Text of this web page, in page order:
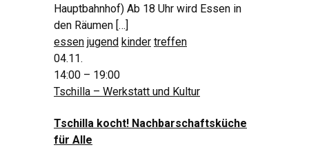
Hauptbahnhof) Ab 18 Uhr wird Essen in
den Räumen […]
essen jugend kinder treffen
04.11.
14:00 – 19:00
Tschilla – Werkstatt und Kultur
Tschilla kocht! Nachbarschaftsküche
für Alle